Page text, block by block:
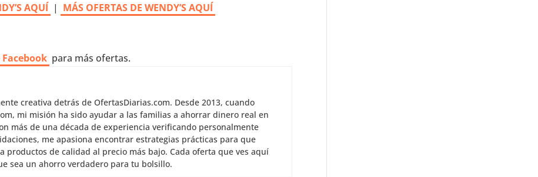
AQUÍ | MÁS OFERTAS DE WENDY’S AQUÍ
para más ofertas.
creativa detrás de OfertasDiarias.com. Desde 2013, cuando
mi misión ha sido ayudar a las familias a ahorrar dinero real en
más de una década de experiencia verificando personalmente
me apasiona encontrar estrategias prácticas para que
productos de calidad al precio más bajo. Cada oferta que ves aquí
sea un ahorro verdadero para tu bolsillo.